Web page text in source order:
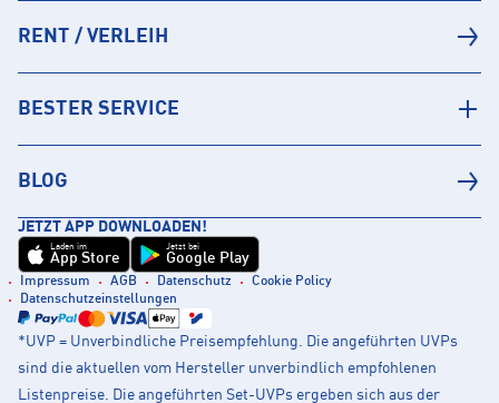
RENT / VERLEIH
BESTER SERVICE
BLOG
JETZT APP DOWNLOADEN!
Laden im
App Store
Jetzt bei
Google Play
Impressum AGB Datenschutz
Cookie Policy
Datenschutzeinstellungen
*UVP = Unverbindliche Preisempfehlung. Die angeführten UVPs
sind die aktuellen vom Hersteller unverbindlich empfohlenen
Listenpreise. Die angeführten Set-UVPs ergeben sich aus der